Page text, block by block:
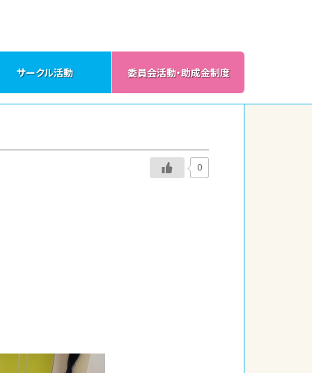
サークル活動 委員会活動・助成金制度
0